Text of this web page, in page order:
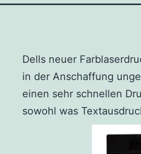
Dells neuer
in der Anschaffung
einen sehr schnellen
sowohl was